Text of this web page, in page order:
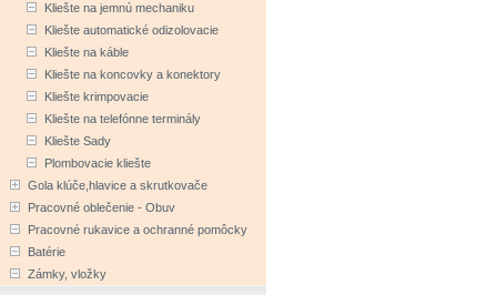
Kliešte na jemnú mechaniku
Kliešte automatické odizolovacie
Kliešte na káble
Kliešte na koncovky a konektory
Kliešte krimpovacie
Kliešte na telefónne terminály
Kliešte Sady
Plombovacie kliešte
Gola klúče,hlavice a skrutkovače
Pracovné oblečenie - Obuv
Pracovné rukavice a ochranné pomôcky
Batérie
Zámky, vložky